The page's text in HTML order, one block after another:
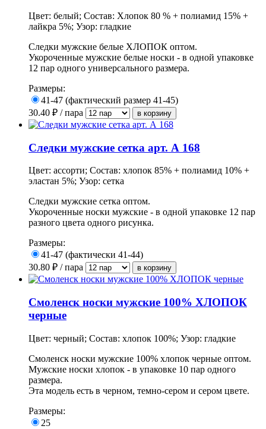
Цвет: белый; Состав: Хлопок 80 % + полиамид 15% +
лайкра 5%; Узор: гладкие
Следки мужские белые ХЛОПОК оптом.
Укороченные мужские белые носки - в одной упаковке
12 пар одного универсального размера.
Размеры:
41-47 (фактический размер 41-45)
30.40 ₽ / пара
Следки мужские сетка арт. А 168
Цвет: ассорти; Состав: хлопок 85% + полиамид 10% +
эластан 5%; Узор: сетка
Следки мужские сетка оптом.
Укороченные носки мужские - в одной упаковке 12 пар
разного цвета одного рисунка.
Размеры:
41-47 (фактически 41-44)
30.80 ₽ / пара
Смоленск носки мужские 100% ХЛОПОК
черные
Цвет: черный; Состав: хлопок 100%; Узор: гладкие
Смоленск носки мужские 100% хлопок черные оптом.
Мужские носки хлопок - в упаковке 10 пар одного
размера.
Эта модель есть в черном, темно-сером и сером цвете.
Размеры:
25